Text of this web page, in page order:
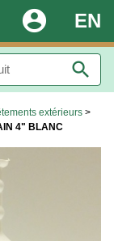
EN
account_circle
search
extérieurs >
4" BLANC